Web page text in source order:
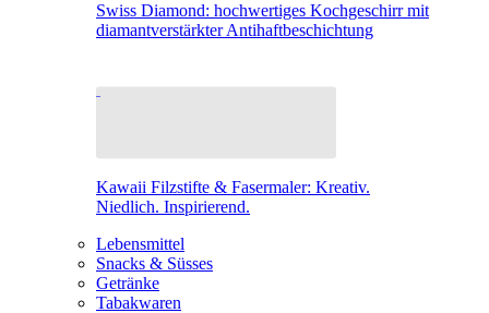
Swiss Diamond: hochwertiges Kochgeschirr mit
diamantverstärkter Antihaftbeschichtung
Kawaii Filzstifte & Fasermaler: Kreativ.
Niedlich. Inspirierend.
Lebensmittel
Snacks & Süsses
Getränke
Tabakwaren